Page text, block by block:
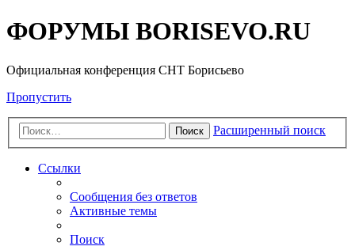
ФОРУМЫ BORISEVO.RU
Официальная конференция СНТ Борисьево
Пропустить
Поиск Расширенный поиск
Ссылки
Сообщения без ответов
Активные темы
Поиск